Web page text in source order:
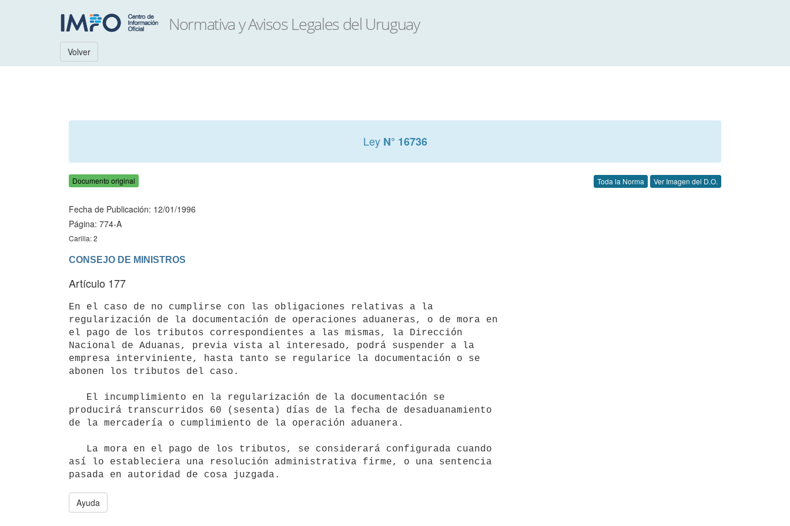
Volver
Ley N° 16736
Documento original Toda la Norma Ver Imagen del D.O.
Fecha de Publicación: 12/01/1996
Página: 774-A
Carilla: 2
Artículo 177
En el caso de no cumplirse con las obligaciones relativas a la
regularización de la documentación de operaciones aduaneras, o de mora en
el pago de los tributos correspondientes a las mismas, la Dirección
Nacional de Aduanas, previa vista al interesado, podrá suspender a la
empresa interviniente, hasta tanto se regularice la documentación o se
abonen los tributos del caso.
producirá transcurridos 60 (sesenta) días de la fecha de desaduanamiento
de la mercadería o cumplimiento de la operación aduanera.
así lo estableciera una resolución administrativa firme, o una sentencia
Ayuda